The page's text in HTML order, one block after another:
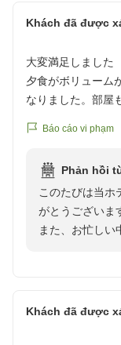
頃の疲れを癒
これからもお客
空間と、喜んで
スタッフ一同励
この度のクチコ
Khách đã được
大変満足しました
夕食がボリューム
なりました。部屋
いつまでたっても
クチコミの詳細
https://
Báo cáo vi phạm
Phản hồi
このたびは当ホ
がとうございま
また、お忙しい
うで、「どの
温かいお言葉
Khách đã được